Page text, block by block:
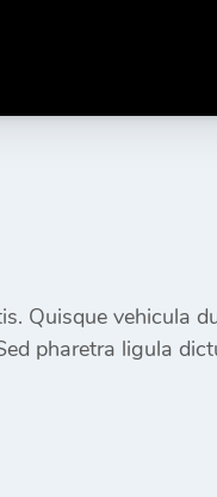
Quisque vehicula
pharetra ligula